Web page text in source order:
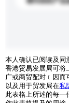
本人确认已阅读及同
香港贸易发展局可将
广或商贸配对﹝因而
以及用于贸发局在私
此表格上所述的每一